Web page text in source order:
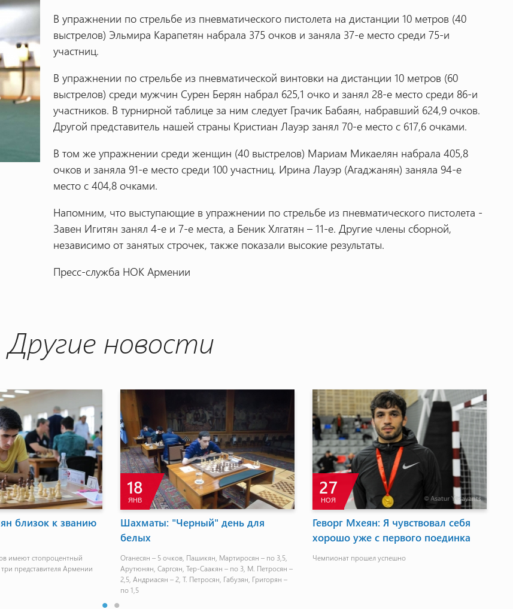
В упражнении по стрельбе из пневматического пистолета на дистанции 10 метров (40
выстрелов) Эльмира Карапетян набрала 375 очков и заняла 37-е место среди 75-и
участниц.
В упражнении по стрельбе из пневматической винтовки на дистанции 10 метров (60
выстрелов) среди мужчин Сурен Берян набрал 625,1 очко и занял 28-е место среди 86-и
участников. В турнирной таблице за ним следует Грачик Бабаян, набравший 624,9 очков.
Другой представитель нашей страны Кристиан Лауэр занял 70-е место с 617,6 очками.
В том же упражнении среди женщин (40 выстрелов) Мариам Микаелян набрала 405,8
очков и заняла 91-е место среди 100 участниц. Ирина Лауэр (Агаджанян) заняла 94-е
место с 404,8 очками.
Напомним, что выступающие в упражнении по стрельбе из пневматического пистолета -
Завен Игитян занял 4-е и 7-е места, а Беник Хлгатян – 11-е. Другие члены сборной,
независимо от занятых строчек, также показали высокие результаты.
Пресс-служба НОК Армении
Другие новости
близок к званию
имеют стопроцентный
три представителя Армении
18
ЯНВ
Шахматы: "Черный" день для
белых
Оганесян – 5 очков, Пашикян, Мартиросян – по 3,5,
Арутюнян, Саргсян, Тер-Саакян – по 3, М. Петросян –
2,5, Андриасян – 2, Т. Петросян, Габузян, Григорян –
по 1,5
27
НОЯ
Геворг Мхеян: Я чувствовал себя
хорошо уже с первого поединка
Чемпионат прошел успешно